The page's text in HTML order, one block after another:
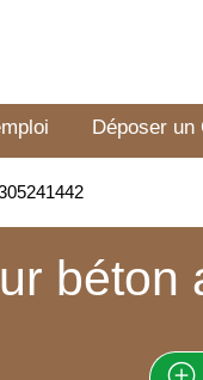
Déposer un
béton